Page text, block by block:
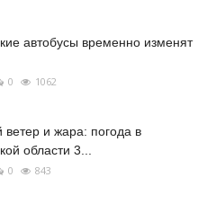
автобусы временно изменят
0 1062
и жара: погода в
области 3...
0 843